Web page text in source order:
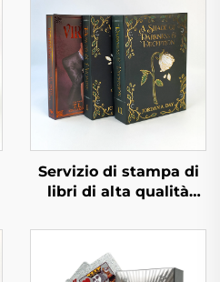
Servizio di stampa di
libri di alta qualità
libri rilegati, libri
cartonati in grande
quantità con stampa